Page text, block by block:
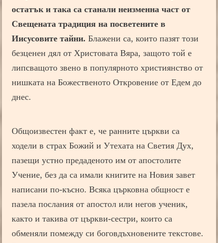
остатък и така са станали неизменна част от
Свещената традиция на посветените в
Иисусовите тайни. Блажени са, които пазят този
безценен дял от Христовата Вяра, защото той е
липсващото звено в популярното християнство от
нишката на Божественото Откровение от Едем до
днес.
Общоизвестен факт е, че ранните църкви са
ходели в страх Божий и Утехата на Светия Дух,
пазещи устно предаденото им от апостолите
Учение, без да са имали книгите на Новия завет
написани по-късно. Всяка църковна общност е
пазела послания от апостол или негов ученик,
както и такива от църкви-сестри, които са
обменяли помежду си боговдъхновените текстове.